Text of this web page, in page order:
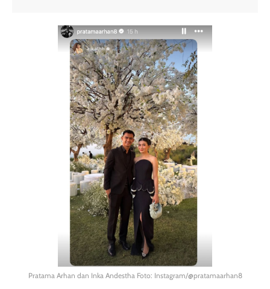
Pratama Arhan dan Inka Andestha Foto: Instagram/@pratamaarhan8